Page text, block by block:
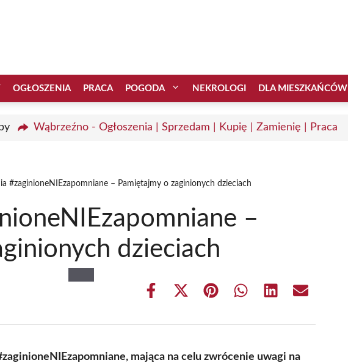
OGŁOSZENIA PRACA POGODA NEKROLOGI DLA MIESZKAŃCÓW
Wąbrzeźno - Ogłoszenia | Sprzedam | Kupię | Zamienię | Praca
#zaginioneNIEzapomniane – Pamiętajmy o zaginionych dzieciach
–
dzieciach
Share
Share
(Twitter)
Share Share Share Share
mająca na celu zwrócenie uwagi na